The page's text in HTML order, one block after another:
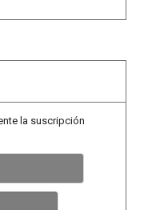
la suscripción